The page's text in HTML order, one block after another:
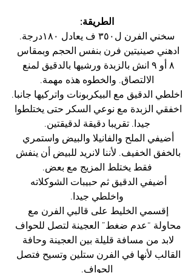
الطريقة:
سخني الفرن ل٣٥٠ ف يعادل ١٨٠درجة.
ادهني صينيتين فرن بنفس الحجم وبمقاس
٨ أو ٩ انش بالزبدة ورشيها بالدقيق لمنع
الالتصاق. والخطوه هذه مهمة.
اخلطي الدقيق مع البيكربونات واتركيها جانبا.
اخفقي الزبدة مع نوعي السكر حتى يختلطوا
جيدا. تقريبا دقيقة لدقيقتين.
أضيفي الملح والفانيلا والبيض واستمري
بالخفق الخفيف. لأننا لانريد للبيض أن ينفش
فقط يختلط المزيج مع بعض.
أضيفي الدقيق ثم حبيبات الشوكلاته
واخلطي جيدا.
إقسمي الخليط على قالبي الفرن مع
محاولة “عدم ضغط” العجينة لتصل للحواف
لابد من مسافة قليلة بين العجينة وحافة
القالب لأنها في الفرن ستلين وتسيح فتصل
الحواف.